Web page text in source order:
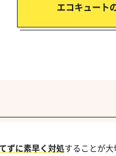
エコキュート
ずに素早く対処することが